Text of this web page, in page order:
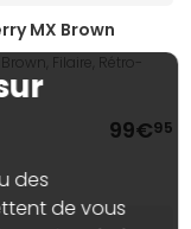
MX Brown
Filaire, Rétro-
99€95
des
de vous